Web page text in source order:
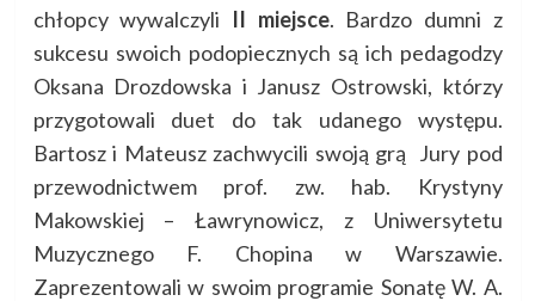
chłopcy wywalczyli II miejsce. Bardzo dumni z
sukcesu swoich podopiecznych są ich pedagodzy
Oksana Drozdowska i Janusz Ostrowski, którzy
przygotowali duet do tak udanego występu.
Bartosz i Mateusz zachwycili swoją grą Jury pod
przewodnictwem prof. zw. hab. Krystyny
Makowskiej – Ławrynowicz, z Uniwersytetu
Muzycznego F. Chopina w Warszawie.
Zaprezentowali w swoim programie Sonatę W. A.